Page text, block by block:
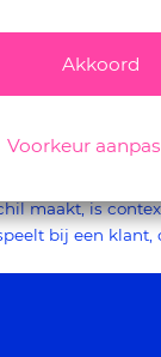
liggen.
basis van beperkt
maakt, is
bij een klant,
Akkoord
Voorkeur